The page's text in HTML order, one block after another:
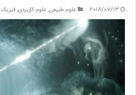
2018/07/13 علوم طبیعی,علوم کاربردی,فیزیک